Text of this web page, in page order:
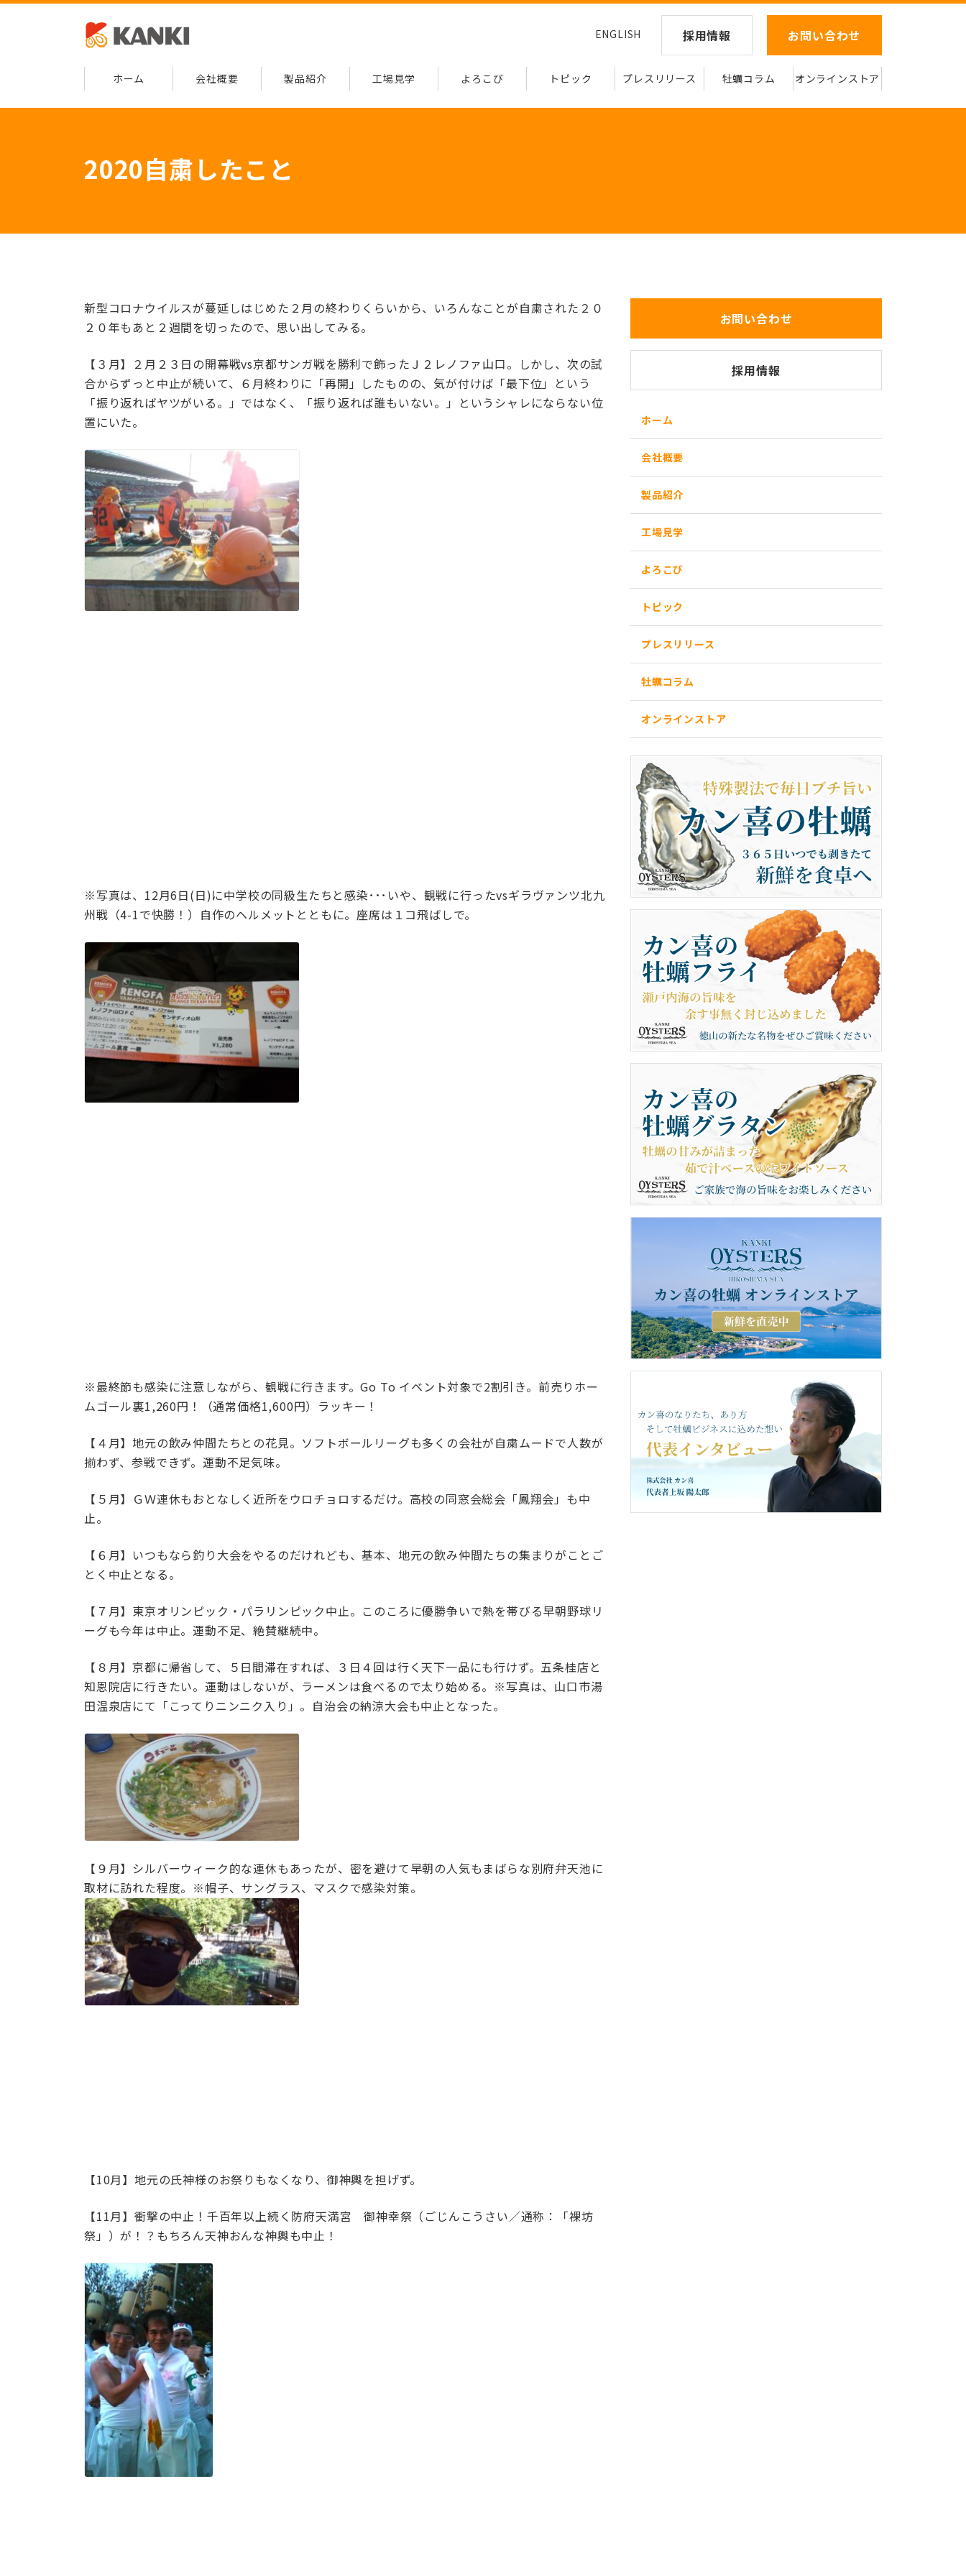
ENGLISH 採用情報 お問い合わせ
ホーム 会社概要 製品紹介 工場見学 よろこび トピック プレスリリース 牡蠣コラム オンラインストア
2020自粛したこと
新型コロナウイルスが蔓延しはじめた２月の終わりくらいから、いろんなことが自粛された２０
２０年もあと２週間を切ったので、思い出してみる。
【３月】２月２３日の開幕戦vs京都サンガ戦を勝利で飾ったＪ２レノファ山口。しかし、次の試
合からずっと中止が続いて、６月終わりに「再開」したものの、気が付けば「最下位」という
「振り返ればヤツがいる。」ではなく、「振り返れば誰もいない。」というシャレにならない位
置にいた。
※写真は、12月6日(日)に中学校の同級生たちと感染･･･いや、観戦に行ったvsギラヴァンツ北九
州戦（4-1で快勝！）自作のヘルメットとともに。座席は１コ飛ばしで。
※最終節も感染に注意しながら、観戦に行きます。Go To イベント対象で2割引き。前売りホー
ムゴール裏1,260円！（通常価格1,600円）ラッキー！
【４月】地元の飲み仲間たちとの花見。ソフトボールリーグも多くの会社が自粛ムードで人数が
揃わず、参戦できず。運動不足気味。
【５月】ＧＷ連休もおとなしく近所をウロチョロするだけ。高校の同窓会総会「鳳翔会」も中
止。
【６月】いつもなら釣り大会をやるのだけれども、基本、地元の飲み仲間たちの集まりがことご
とく中止となる。
【７月】東京オリンピック・パラリンピック中止。このころに優勝争いで熱を帯びる早朝野球リ
ーグも今年は中止。運動不足、絶賛継続中。
【８月】京都に帰省して、５日間滞在すれば、３日４回は行く天下一品にも行けず。五条桂店と
知恩院店に行きたい。運動はしないが、ラーメンは食べるので太り始める。※写真は、山口市湯
田温泉店にて「こってりニンニク入り」。自治会の納涼大会も中止となった。
【９月】シルバーウィーク的な連休もあったが、密を避けて早朝の人気もまばらな別府弁天池に
取材に訪れた程度。※帽子、サングラス、マスクで感染対策。
【10月】地元の氏神様のお祭りもなくなり、御神輿を担げず。
【11月】衝撃の中止！千百年以上続く防府天満宮 御神幸祭（ごじんこうさい／通称：「裸坊
祭」）が！？もちろん天神おんな神輿も中止！
お問い合わせ
採用情報
ホーム
会社概要
製品紹介
工場見学
よろこび
トピック
プレスリリース
牡蠣コラム
オンラインストア